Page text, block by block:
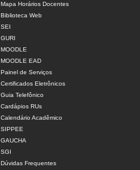
Mapa Horários Docentes
Biblioteca Web
SEI
GURI
MOODLE
MOODLE EAD
Painel de Serviços
Certificados Eletrônicos
Guia Telefônico
Cardápios RUs
Calendário Acadêmico
SIPPEE
GAUCHA
SGI
Dúvidas Frequentes